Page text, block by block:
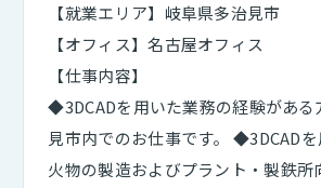
【就業エリア】岐阜県多治見市
【オフィス】名古屋オフィス
【仕事内容】
◆3DCADを用いた業務の経験があ
見市内でのお仕事です。 ◆3DCAD
火物の製造およびプラント・製鉄所